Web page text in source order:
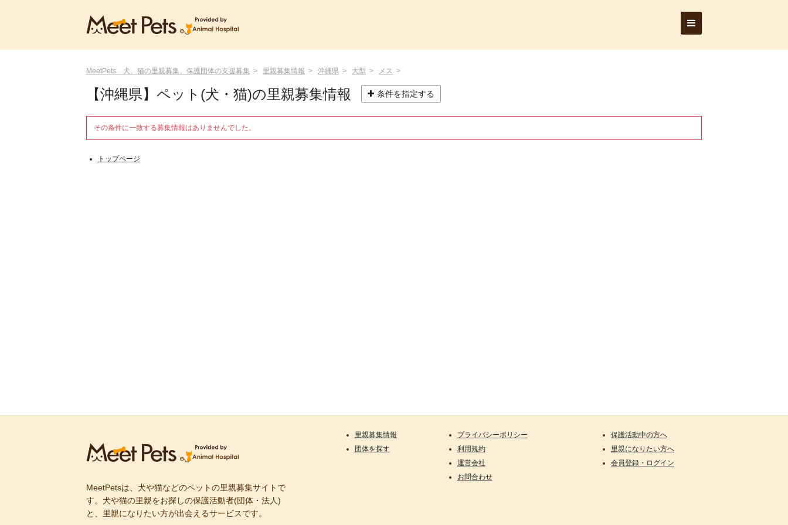
MeetPets 犬、猫の里親募集、保護団体の支援募集 里親募集情報 沖縄県 大型 メス
【沖縄県】ペット(犬・猫)の里親募集情報 条件を指定する
その条件に一致する募集情報はありませんでした。
トップページ
MeetPetsは、犬や猫などのペットの里親募集サイトで
す。犬や猫の里親をお探しの保護活動者(団体・法人)
と、里親になりたい方が出会えるサービスです。
里親募集情報
団体を探す
プライバシーポリシー
利用規約
運営会社
お問合わせ
保護活動中の方へ
里親になりたい方へ
会員登録・ログイン